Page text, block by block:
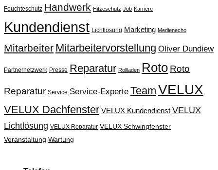
Feuchteschutz Handwerk Hitzeschutz Job Karriere
Kundendienst Lichtlösung Marketing Medienecho
Mitarbeiter Mitarbeitervorstellung Oliver Dundiew
Partnernetzwerk Presse Reparatur Rollladen Roto Roto
Reparatur Service Service-Experte Team VELUX
VELUX Dachfenster VELUX Kundendienst VELUX
Lichtlösung VELUX Reparatur VELUX Schwingfenster
Veranstaltung Wartung